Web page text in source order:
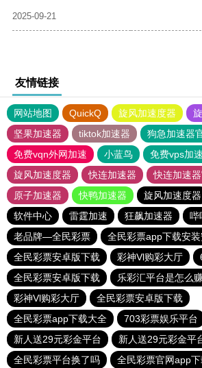
2025-09-21
友情链接
网站地图 QuickQ 旋风加速度器
坚果加速器
tiktok加速器
狗急加速器
免费vqn外网加速
小蓝鸟
免费vps加
旋风加速度器
快连加速器
快连加速
原子加速器
快鸭加速器 旋风加速度器
软件中心
雷霆加速 狂飙加速器 哔
老品牌—全民彩票
全民彩票app下载安
全民彩票安卓版下载
彩神Vl购彩大厅
全民彩票安卓版下载
乐彩汇平台是怎么
彩神Vl购彩大厅
全民彩票安卓版下载
全民彩票app下载大全
703彩票娱乐平台
新人送29元彩金平台
新人送29元彩金平
全民彩票平台换了吗
全民彩票官网app